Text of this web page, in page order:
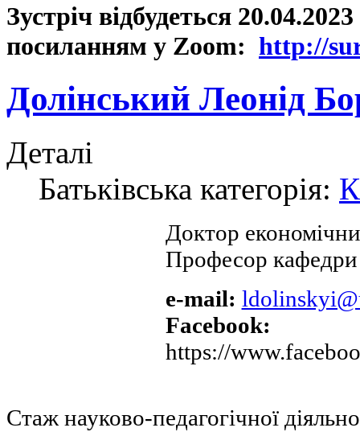
Зустріч відбудеться
посиланням у Zoom: http://
Долінський Леонід
Деталі
Батьківська категорія:
Доктор
Професор кафедри
e-mail:
Facebook:
https://
Стаж науково-педагогічної